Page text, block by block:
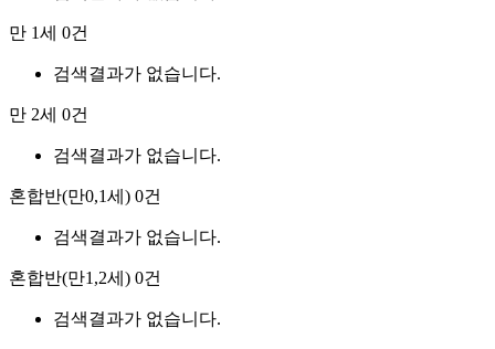
만 1세 0건
검색결과가 없습니다.
만 2세 0건
검색결과가 없습니다.
혼합반(만0,1세) 0건
검색결과가 없습니다.
혼합반(만1,2세) 0건
검색결과가 없습니다.